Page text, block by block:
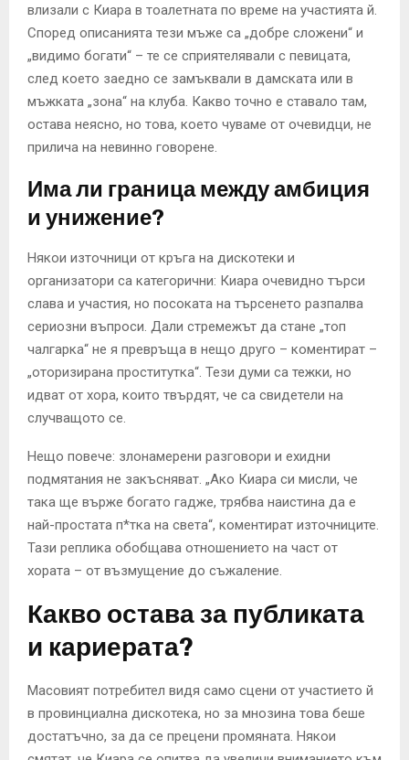
влизали с Киара в тоалетната по време на участията й.
Според описанията тези мъже са „добре сложени“ и
„видимо богати“ – те се сприятелявали с певицата,
след което заедно се замъквали в дамската или в
мъжката „зона“ на клуба. Какво точно е ставало там,
остава неясно, но това, което чуваме от очевидци, не
прилича на невинно говорене.
Има ли граница между амбиция
и унижение?
Някои източници от кръга на дискотеки и
организатори са категорични: Киара очевидно търси
слава и участия, но посоката на търсенето разпалва
сериозни въпроси. Дали стремежът да стане „топ
чалгарка“ не я превръща в нещо друго – коментират –
„оторизирана проститутка“. Тези думи са тежки, но
идват от хора, които твърдят, че са свидетели на
случващото се.
Нещо повече: злонамерени разговори и ехидни
подмятания не закъсняват. „Ако Киара си мисли, че
така ще върже богато гадже, трябва наистина да е
най-простата п*тка на света“, коментират източниците.
Тази реплика обобщава отношението на част от
хората – от възмущение до съжаление.
Какво остава за публиката
и кариерата?
Масовият потребител видя само сцени от участието й
в провинциална дискотека, но за мнозина това беше
достатъчно, за да се прецени промяната. Някои